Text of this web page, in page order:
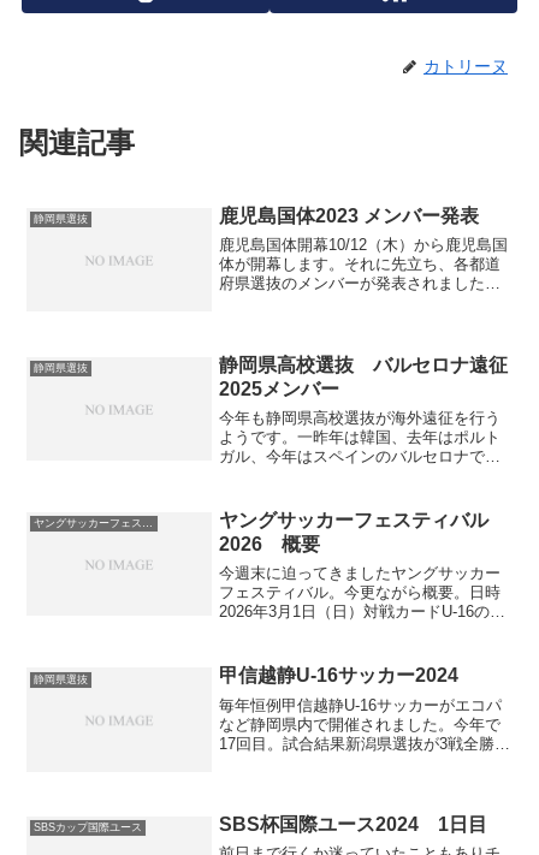
カトリーヌ
関連記事
静岡県選抜 鹿児島国体2023 メンバー発表
鹿児島国体開幕10/12（木）から鹿児島国
体が開幕します。それに先立ち、各都道
府県選抜のメンバーが発表されました。
に勝てれば決勝ま...
静岡県選抜
静岡県高校選抜 バルセロナ遠征
2025メンバー
今年も静岡県高校選抜が海外遠征を行う
ようです。一昨年は韓国、去年はポルト
ガル、今年はスペインのバルセロナで
士市立、浜名の6チームから各3人ずつの
計18人。昨年プ...
ヤングサッカーフェスティバル
ヤングサッカーフェスティバル
2026 概要
今週末に迫ってきましたヤングサッカー
フェスティバル。今更ながら概要。日時
2026年3月1日（日）対戦カードU-16の試
16男子）12:00〜静岡県選抜...
静岡県選抜 甲信越静U-16サッカー2024
毎年恒例甲信越静U-16サッカーがエコパ
など静岡県内で開催されました。今年で
17回目。試合結果新潟県選抜が3戦全勝で
新潟ー...
SBSカップ国際ユース SBS杯国際ユース2024 1日目